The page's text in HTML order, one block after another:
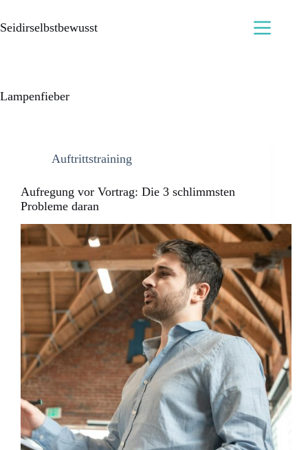
Seidirselbstbewusst
Lampenfieber
Auftrittstraining
Aufregung vor Vortrag: Die 3 schlimmsten
Probleme daran